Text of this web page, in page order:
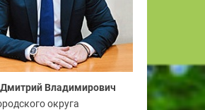
Владимирович
округа